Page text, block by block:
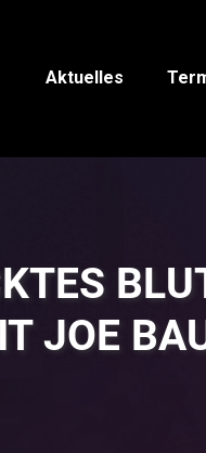
Aktuelles
JOE